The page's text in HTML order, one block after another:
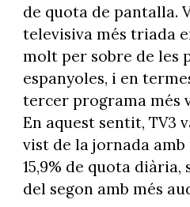
de quota de pantalla.
televisiva més triada
molt per sobre de les
espanyoles, i en
tercer programa més
En aquest sentit, TV3
vist de la jornada
15,9% de quota
del segon amb més